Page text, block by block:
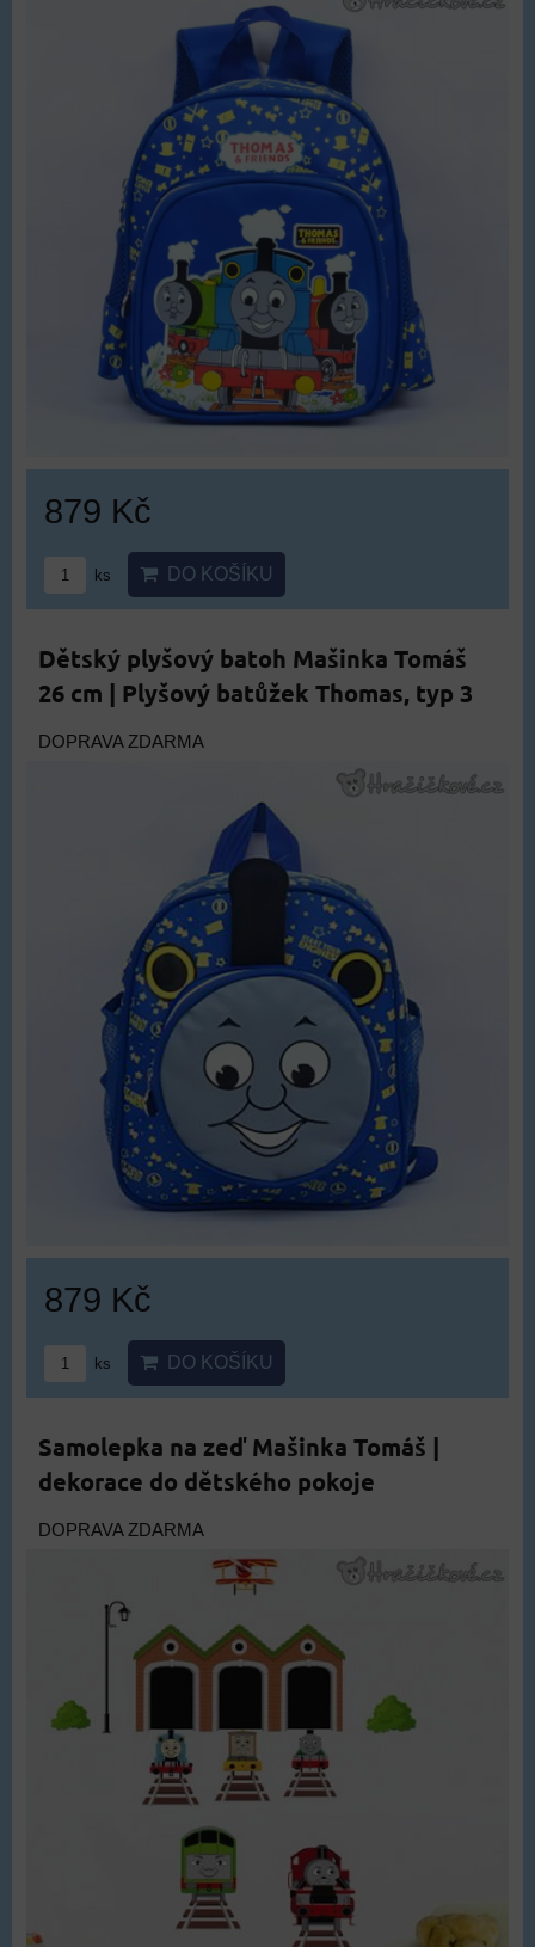
879 Kč
ks DO KOŠÍKU
Dětský plyšový batoh Mašinka Tomáš
26 cm | Plyšový batůžek Thomas, typ 3
DOPRAVA ZDARMA
879 Kč
ks DO KOŠÍKU
Samolepka na zeď Mašinka Tomáš |
dekorace do dětského pokoje
DOPRAVA ZDARMA